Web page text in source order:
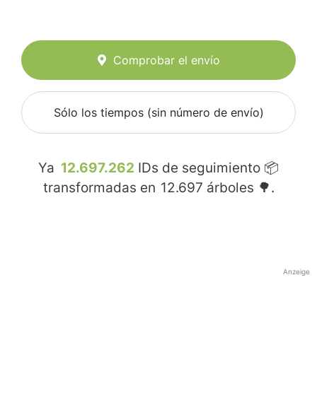
Comprobar el envío
Sólo los tiempos (sin número de envío)
Ya 12.697.262 IDs de seguimiento 📦
transformadas en 12.697 árboles 🌳.
Anzeige